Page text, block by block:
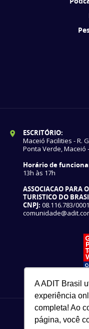
A ADIT Brasil
experiência
completa! Ao
página, você
ESCRITÓRIO:
Maceió Facilities - R.
Ponta Verde, Maceió
Horário de
13h às 17h
ASSOCIACAO PARA
TURISTICO DO
CNPJ: 08.116.783/